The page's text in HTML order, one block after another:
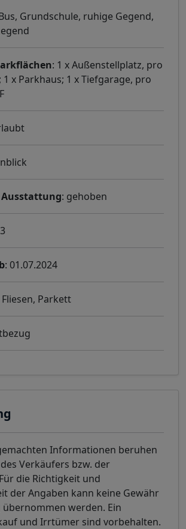
Grundschule, ruhige Gegend,
: 1 x Außenstellplatz, pro
1 x Parkhaus; 1 x Tiefgarage, pro
: gehoben
: 01.07.2024
Fliesen, Parkett
Informationen beruhen
Verkäufers bzw. der
die Richtigkeit und
der Angaben kann keine Gewähr
werden. Ein
und Irrtümer sind vorbehalten.